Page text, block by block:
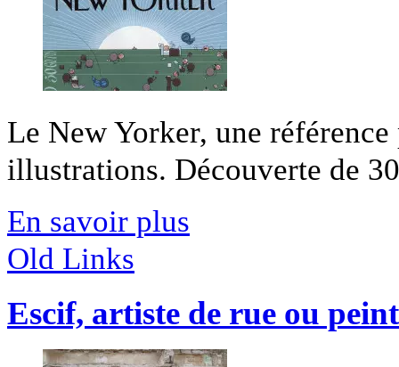
Le New Yorker, une
illustrations. Découverte de
En savoir plus
Old Links
Escif, artiste de rue ou